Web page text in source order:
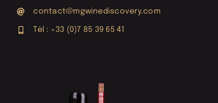
contact@mgwinediscovery.com
Tèl : +33 (0)7 85 39 65 41